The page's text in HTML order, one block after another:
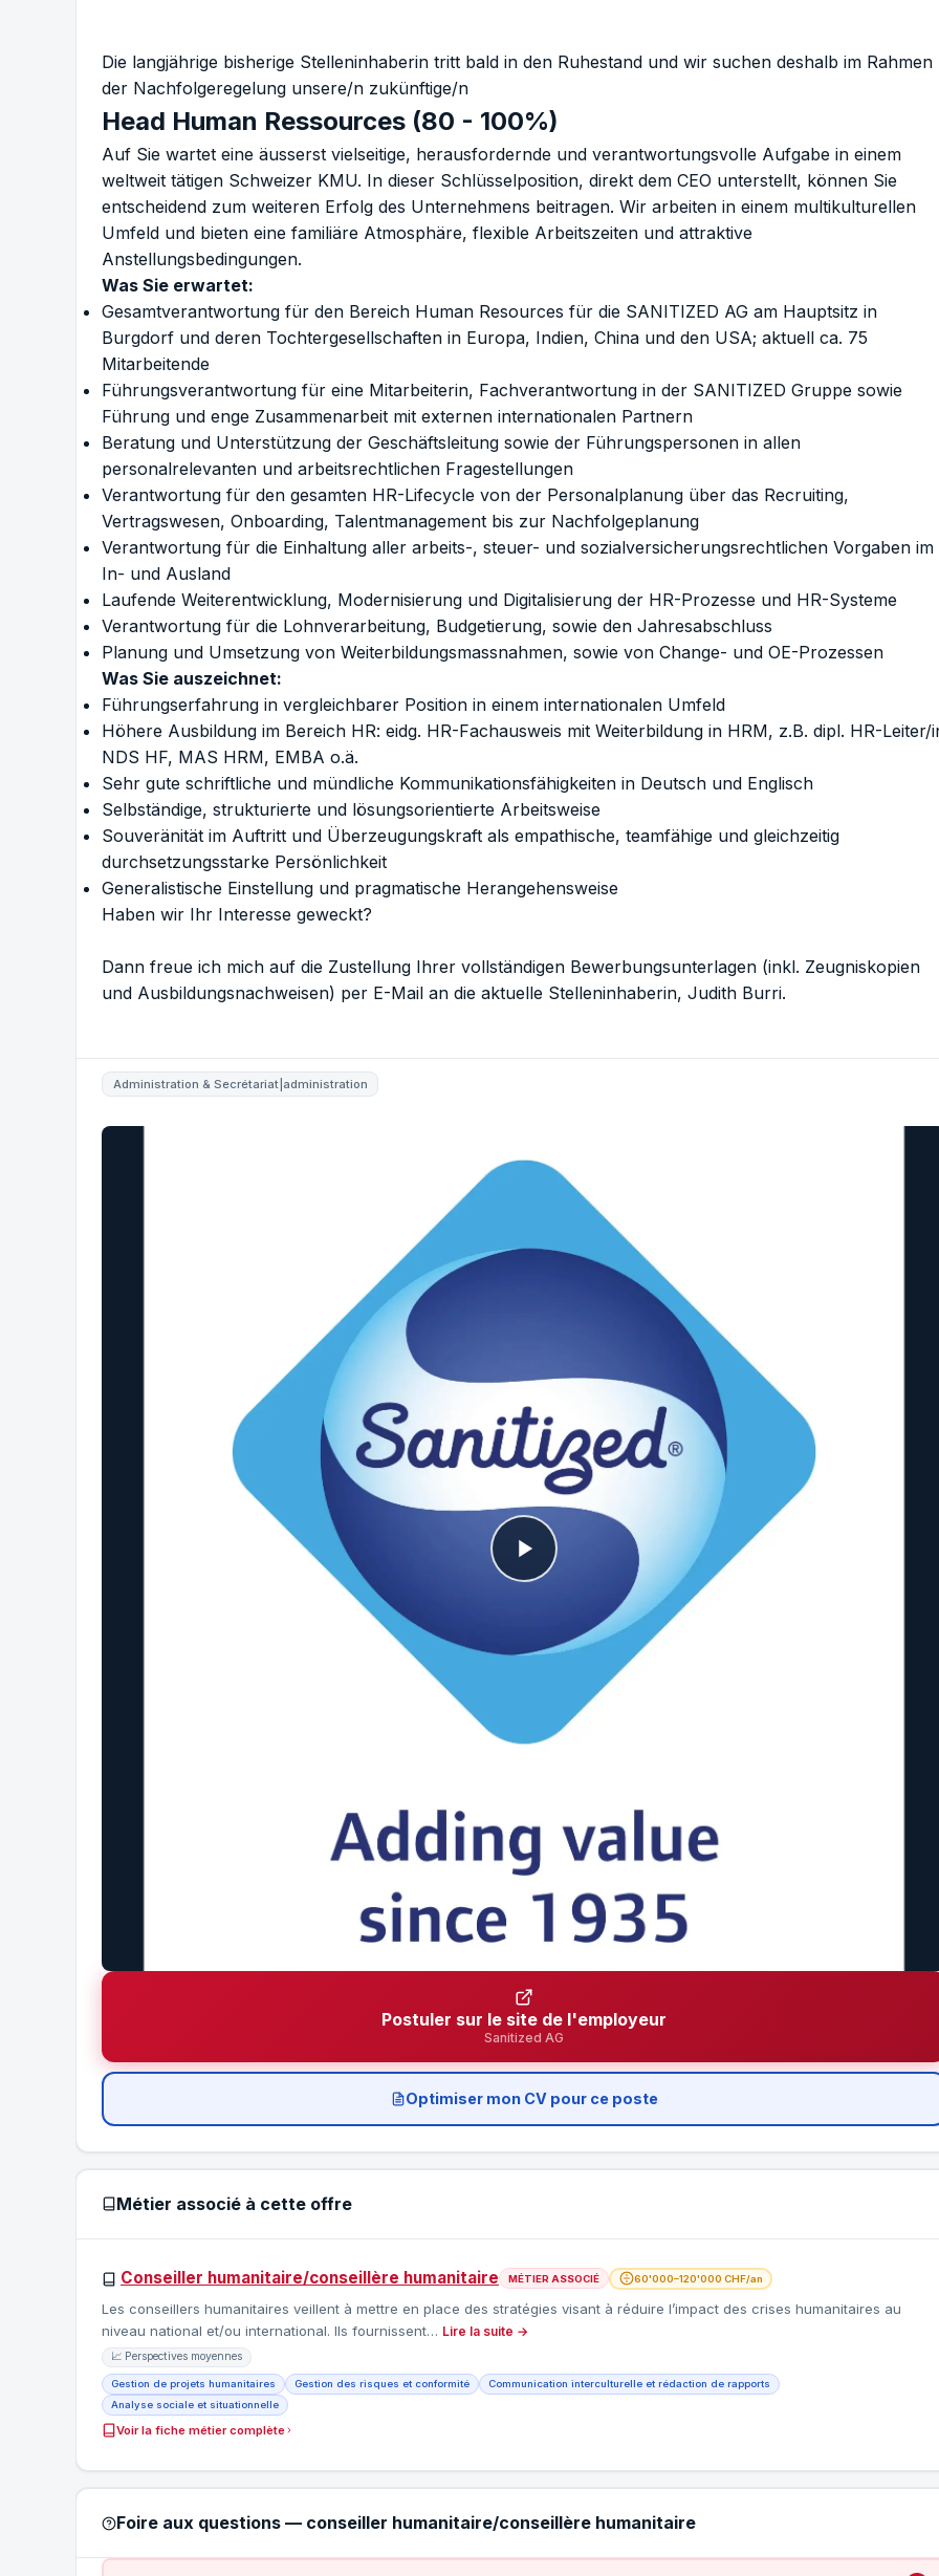
Die langjährige bisherige Stelleninhaberin tritt bald in den Ruhestand und wir suchen deshalb im Rahmen
der Nachfolgeregelung unsere/n zukünftige/n
Head Human Ressources (80 - 100%)
Auf Sie wartet eine äusserst vielseitige, herausfordernde und verantwortungsvolle Aufgabe in einem
weltweit tätigen Schweizer KMU. In dieser Schlüsselposition, direkt dem CEO unterstellt, können Sie
entscheidend zum weiteren Erfolg des Unternehmens beitragen. Wir arbeiten in einem multikulturellen
Umfeld und bieten eine familiäre Atmosphäre, flexible Arbeitszeiten und attraktive
Anstellungsbedingungen.
Was Sie erwartet:
Gesamtverantwortung für den Bereich Human Resources für die SANITIZED AG am Hauptsitz in
Burgdorf und deren Tochtergesellschaften in Europa, Indien, China und den USA; aktuell ca. 75
Mitarbeitende
Führungsverantwortung für eine Mitarbeiterin, Fachverantwortung in der SANITIZED Gruppe sowie
Führung und enge Zusammenarbeit mit externen internationalen Partnern
Beratung und Unterstützung der Geschäftsleitung sowie der Führungspersonen in allen
personalrelevanten und arbeitsrechtlichen Fragestellungen
Verantwortung für den gesamten HR-Lifecycle von der Personalplanung über das Recruiting,
Vertragswesen, Onboarding, Talentmanagement bis zur Nachfolgeplanung
Verantwortung für die Einhaltung aller arbeits-, steuer- und sozialversicherungsrechtlichen Vorgaben im
In- und Ausland
Laufende Weiterentwicklung, Modernisierung und Digitalisierung der HR-Prozesse und HR-Systeme
Verantwortung für die Lohnverarbeitung, Budgetierung, sowie den Jahresabschluss
Planung und Umsetzung von Weiterbildungsmassnahmen, sowie von Change- und OE-Prozessen
Was Sie auszeichnet:
Führungserfahrung in vergleichbarer Position in einem internationalen Umfeld
Höhere Ausbildung im Bereich HR: eidg. HR-Fachausweis mit Weiterbildung in HRM, z.B. dipl. HR-Leiter/
NDS HF, MAS HRM, EMBA o.ä.
Sehr gute schriftliche und mündliche Kommunikationsfähigkeiten in Deutsch und Englisch
Selbständige, strukturierte und lösungsorientierte Arbeitsweise
Souveränität im Auftritt und Überzeugungskraft als empathische, teamfähige und gleichzeitig
durchsetzungsstarke Persönlichkeit
Generalistische Einstellung und pragmatische Herangehensweise
Haben wir Ihr Interesse geweckt?
Dann freue ich mich auf die Zustellung Ihrer vollständigen Bewerbungsunterlagen (inkl. Zeugniskopien
und Ausbildungsnachweisen) per E-Mail an die aktuelle Stelleninhaberin, Judith Burri.
Administration & Secrétariat|administration
Postuler sur le site de l'employeur
Sanitized AG
Optimiser mon CV pour ce poste
Métier associé à cette offre
Conseiller humanitaire/conseillère humanitaire MÉTIER ASSOCIÉ 60'000–120'000 CHF/an
Les conseillers humanitaires veillent à mettre en place des stratégies visant à réduire l’impact des crises humanitaires au
niveau national et/ou international. Ils fournissent… Lire la suite →
📈 Perspectives moyennes
Gestion de projets humanitaires Gestion des risques et conformité
Communication interculturelle et rédaction de rapports
Analyse sociale et situationnelle
Voir la fiche métier complète
Foire aux questions — conseiller humanitaire/conseillère humanitaire